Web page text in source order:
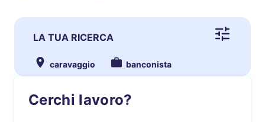
LA TUA RICERCA
caravaggio banconista
Cerchi lavoro?